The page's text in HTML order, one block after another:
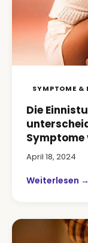
SYMPTOME &
Die
Symptome
April 18, 2024
Weiterlesen →